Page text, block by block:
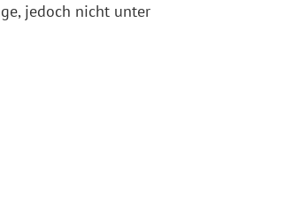
jedoch nicht unter